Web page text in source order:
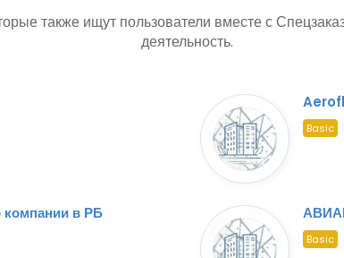
также ищут пользователи вместе с
деятельность.
Basic
компании в РБ
Basic